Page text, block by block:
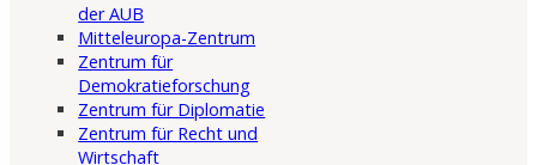
der AUB
Mitteleuropa-Zentrum
Zentrum für
Demokratieforschung
Zentrum für Diplomatie
Zentrum für Recht und
Wirtschaft